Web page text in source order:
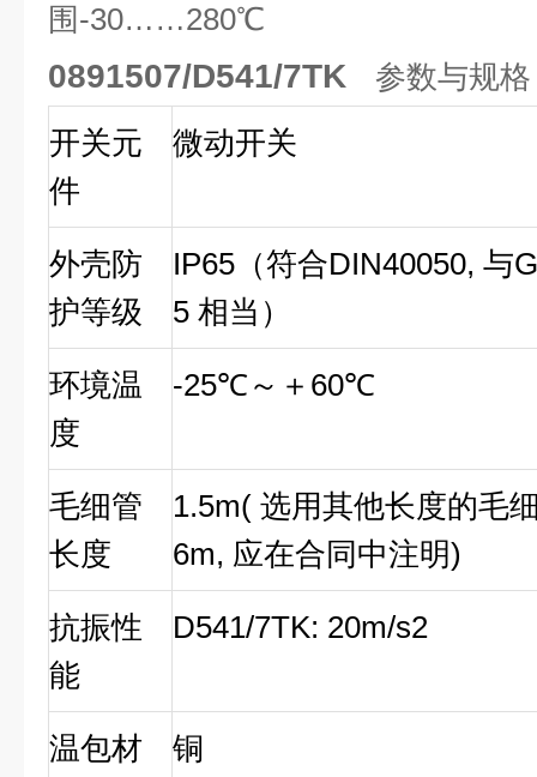
围-30……280℃
0891507/D541/7TK 参数与规
开关元
件
微动开关
外壳防
护等级
IP65（符合DIN40050, 与
5 相当）
环境温
度
-25℃～＋60℃
毛细管
长度
1.5m( 选用其他长度的毛
6m, 应在合同中注明)
抗振性
能
D541/7TK: 20m/s2
温包材
铜